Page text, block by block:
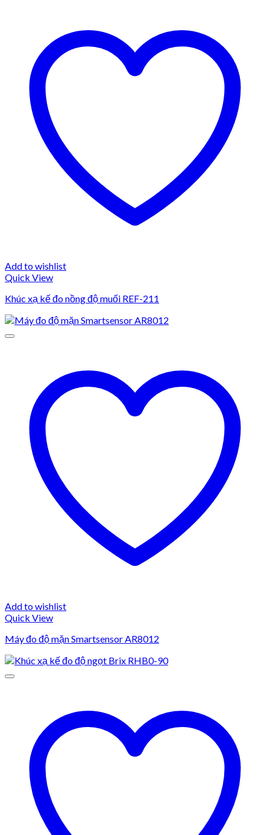
Add to wishlist
Quick View
Khúc xạ kế đo nồng độ muối REF-211
Add to wishlist
Quick View
Máy đo độ mặn Smartsensor AR8012